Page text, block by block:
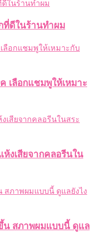
ที่ดีในร้านทำผม
เลือกแชมพูให้เหมาะ
งเสียจากคลอรีนใน
น สภาพผมแบบนี้ ดูแล